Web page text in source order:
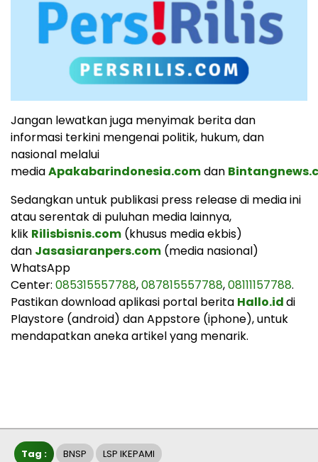
Jangan lewatkan juga menyimak berita dan
informasi terkini mengenai politik, hukum, dan
nasional melalui
mediaApakabarindonesia.comdan
Sedangkan untuk publikasi press release di media ini
atau serentak di puluhan media lainnya,
klik Rilisbisnis.com (khusus media ekbis)
dan Jasasiaranpers.com (media nasional)
WhatsApp
Center: 085315557788,087815557788,08111157788.
Pastikan download aplikasi portal berita Hallo.iddi
Playstore (android) dan Appstore (iphone), untuk
mendapatkan aneka artikel yang menarik.
Tag : BNSP LSP IKEPAMI